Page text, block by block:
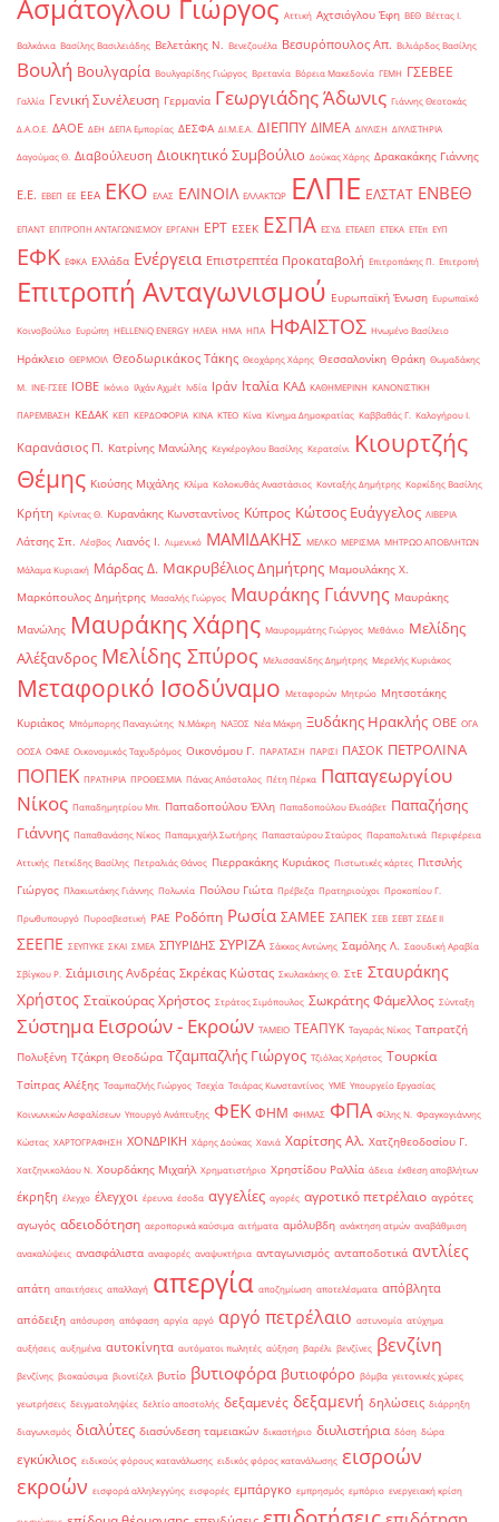
Ασμάτογλου Γιώργος Αττική Αχτσιόγλου Έφη ΒΕΘ Βέττας Ι.
Βαλκάνια Βασίλης Βασιλειάδης Βελετάκης Ν. Βενεζουέλα Βεσυρόπουλος Απ. Βιλιάρδος Βασίλης
Βουλή Βουλγαρία Βουλγαρίδης Γιώργος Βρετανία Βόρεια Μακεδονία ΓΕΜΗ ΓΣΕΒΕΕ
Γαλλία Γενική Συνέλευση Γερμανία Γεωργιάδης Άδωνις Γιάννης Θεοτοκάς
Δ.Α.Ο.Ε. ΔΑΟΕ ΔΕΗ ΔΕΠΑ Εμπορίας ΔΕΣΦΑ ΔΙ.Μ.Ε.Α. ΔΙΕΠΠΥ ΔΙΜΕΑ ΔΙΥΛΙΣΗ ΔΙΥΛΙΣΤΗΡΙΑ
Δαγούμας Θ. Διαβούλευση Διοικητικό Συμβούλιο Δούκας Χάρης Δρακακάκης Γιάννης
Ε.Ε. ΕΒΕΠ ΕΕ ΕΕΑ ΕΚΟ ΕΛΑΣ ΕΛΙΝΟΙΛ ΕΛΛΑΚΤΩΡ ΕΛΠΕ ΕΛΣΤΑΤ ΕΝΒΕΘ
ΕΠΑΝΤ ΕΠΙΤΡΟΠΗ ΑΝΤΑΓΩΝΙΣΜΟΥ ΕΡΓΑΝΗ ΕΡΤ ΕΣΕΚ ΕΣΠΑ ΕΣΥΔ ΕΤΕΑΕΠ ΕΤΕΚΑ ΕΤΕπ ΕΥΠ
ΕΦΚ ΕΦΚΑ Ελλάδα Ενέργεια Επιστρεπτέα Προκαταβολή Επιτροπάκης Π. Επιτροπή
Επιτροπή Ανταγωνισμού Ευρωπαϊκή Ένωση Ευρωπαϊκό
Κοινοβούλιο Ευρώπη ΗELLENiQ ENERGY ΗΛΕΙΑ ΗΜΑ ΗΠΑ ΗΦΑΙΣΤΟΣ Ηνωμένο Βασίλειο
Ηράκλειο ΘΕΡΜΟΙΛ Θεοδωρικάκος Τάκης Θεοχάρης Χάρης Θεσσαλονίκη Θράκη Θωμαδάκης
Μ. ΙΝΕ-ΓΣΕΕ ΙΟΒΕ Ικόνιο Ιλχάν Αχμέτ Ινδία Ιράν Ιταλία ΚΑΔ ΚΑΘΗΜΕΡΙΝΗ ΚΑΝΟΝΙΣΤΙΚΗ
ΠΑΡΕΜΒΑΣΗ ΚΕΔΑΚ ΚΕΠ ΚΕΡΔΟΦΟΡΙΑ ΚΙΝΑ ΚΤΕΟ Κίνα Κίνημα Δημοκρατίας Καββαθάς Γ. Καλογήρου Ι.
Καρανάσιος Π. Κατρίνης Μανώλης Κεγκέρογλου Βασίλης Κερατσίνι
Κιουρτζής
Θέμης Κιούσης Μιχάλης Κλίμα Κολοκυθάς Αναστάσιος Κονταξής Δημήτρης Κορκίδης Βασίλης
Κρήτη Κρίντας Θ. Κυρανάκης Κωνσταντίνος Κύπρος Κώτσος Ευάγγελος ΛΙΒΕΡΙΑ
Λάτσης Σπ. Λέσβος Λιανός Ι. Λιμενικό ΜΑΜΙΔΑΚΗΣ ΜΕΛΚΟ ΜΕΡΙΣΜΑ ΜΗΤΡΩΟ ΑΠΟΒΛΗΤΩΝ
Μάλαμα Κυριακή Μάρδας Δ. Μακρυβέλιος Δημήτρης Μαμουλάκης Χ.
Μαρκόπουλος Δημήτρης Μασαλής Γιώργος Μαυράκης Γιάννης Μαυράκης
Μανώλης Μαυράκης Χάρης Μαυρομμάτης Γιώργος Μεθάνιο Μελίδης
Αλέξανδρος Μελίδης Σπύρος Μελισσανίδης Δημήτρης Μερελής Κυριάκος
Μεταφορικό Ισοδύναμο Μεταφορών Μητρώο Μητσοτάκης
Κυριάκος Μπόμπορης Παναγιώτης Ν.Μάκρη ΝΑΞΟΣ Νέα Μάκρη Ξυδάκης Ηρακλής ΟΒΕ ΟΓΑ
ΟΟΣΑ ΟΦΑΕ Οικονομικός Ταχυδρόμος Οικονόμου Γ. ΠΑΡΑΤΑΣΗ ΠΑΡΙΣΙ ΠΑΣΟΚ ΠΕΤΡΟΛΙΝΑ
ΠΟΠΕΚ ΠΡΑΤΗΡΙΑ ΠΡΟΘΕΣΜΙΑ Πάνας Απόστολος Πέτη Πέρκα Παπαγεωργίου
Νίκος Παπαδημητρίου Μπ. Παπαδοπούλου Έλλη Παπαδοπούλου Ελισάβετ Παπαζήσης
Γιάννης Παπαθανάσης Νίκος Παπαμιχαήλ Σωτήρης Παπασταύρου Σταύρος Παραπολιτικά Περιφέρεια
Αττικής Πετκίδης Βασίλης Πετραλιάς Θάνος Πιερρακάκης Κυριάκος Πιστωτικές κάρτες Πιτσιλής
Γιώργος Πλακιωτάκης Γιάννης Πολωνία Πούλου Γιώτα Πρέβεζα Πρατηριούχοι Προκοπίου Γ.
Πρωθυπουργό Πυροσβεστική ΡΑΕ Ροδόπη Ρωσία ΣΑΜΕΕ ΣΑΠΕΚ ΣΕΒ ΣΕΒΤ ΣΕΔΕ ΙΙ
ΣΕΕΠΕ ΣΕΥΠΥΚΕ ΣΚΑΙ ΣΜΕΑ ΣΠΥΡΙΔΗΣ ΣΥΡΙΖΑ Σάκκος Αντώνης Σαμόλης Λ. Σαουδική Αραβία
Σβίγκου Ρ. Σιάμισιης Ανδρέας Σκρέκας Κώστας Σκυλακάκης Θ. ΣτΕ Σταυράκης
Χρήστος Σταϊκούρας Χρήστος Στράτος Σιμόπουλος Σωκράτης Φάμελλος Σύνταξη
Σύστημα Εισροών - Εκροών ΤΑΜΕΙΟ ΤΕΑΠΥΚ Ταγαράς Νίκος Ταπρατζή
Πολυξένη Τζάκρη Θεοδώρα Τζαμπαζλής Γιώργος Τζιόλας Χρήστος Τουρκία
Τσίπρας Αλέξης Τσαμπαζλής Γιώργος Τσεχία Τσιάρας Κωνσταντίνος ΥΜΕ Υπουργείο Εργασίας
Κοινωνικών Ασφαλίσεων Υπουργό Ανάπτυξης ΦΕΚ ΦΗΜ ΦΗΜΑΣ ΦΠΑ Φίλης Ν. Φραγκογιάννης
Κώστας ΧΑΡΤΟΓΡΑΦΗΣΗ ΧΟΝΔΡΙΚΗ Χάρης Δούκας Χανιά Χαρίτσης Αλ. Χατζηθεοδοσίου Γ.
Χατζηνικολάου Ν. Χουρδάκης Μιχαήλ Χρηματιστήριο Χρηστίδου Ραλλία άδεια έκθεση αποβλήτων
έκρηξη έλεγχο έλεγχοι έρευνα έσοδα αγγελίες αγορές αγροτικό πετρέλαιο αγρότες
αγωγός αδειοδότηση αεροπορικά καύσιμα αιτήματα αμόλυβδη ανάκτηση ατμών αναβάθμιση
ανακαλύψεις ανασφάλιστα αναφορές αναψυκτήρια ανταγωνισμός ανταποδοτικά αντλίες
απάτη απαιτήσεις απαλλαγή απεργία αποζημίωση αποτελέσματα απόβλητα
απόδειξη απόσυρση απόφαση αργία αργό αργό πετρέλαιο αστυνομία ατύχημα
αυξήσεις αυξημένα αυτοκίνητα αυτόματοι πωλητές αύξηση βαρέλι βενζίνες βενζίνη
βενζίνης βιοκαύσιμα βιοντίζελ βυτίο βυτιοφόρα βυτιοφόρο βόμβα γειτονικές χώρες
γεωτρήσεις δειγματοληψίες δελτίο αποστολής δεξαμενές δεξαμενή δηλώσεις διάρρηξη
διαγωνισμός διαλύτες διασύνδεση ταμειακών δικαστήριο διυλιστήρια δόση δώρα
εγκύκλιος ειδικούς φόρους κατανάλωσης ειδικός φόρος κατανάλωσης εισροών
εκροών εισφορά αλληλεγγύης εισφορές εμπάργκο εμπρησμός εμπόριο ενεργειακή κρίση